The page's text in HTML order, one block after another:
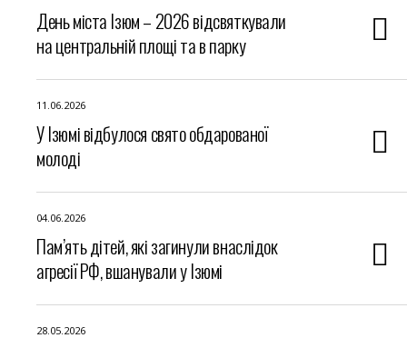
День міста Ізюм – 2026 відсвяткували
на центральній площі та в парку
11.06.2026
У Ізюмі відбулося свято обдарованої
молоді
04.06.2026
Пам’ять дітей, які загинули внаслідок
агресії РФ, вшанували у Ізюмі
28.05.2026